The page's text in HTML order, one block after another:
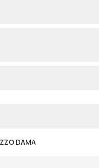
DAMA